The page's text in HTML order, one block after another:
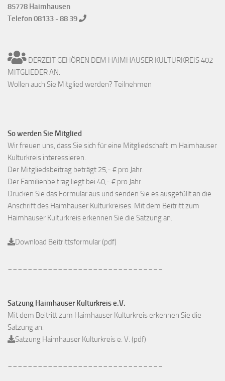
85778 Haimhausen
Telefon 08133 - 88 39
DERZEIT GEHÖREN DEM HAIMHAUSER KULTURKREIS 402
MITGLIEDER AN.
Wollen auch Sie Mitglied werden? Teilnehmen
So werden Sie Mitglied
Wir freuen uns, dass Sie sich für eine Mitgliedschaft im Haimhauser
Kulturkreis interessieren.
Der Mitgliedsbeitrag beträgt 25,- € pro Jahr.
Der Familienbeitrag liegt bei 40,- € pro Jahr.
Drucken Sie das Formular aus und senden Sie es ausgefüllt an die
Anschrift des Haimhauser Kulturkreises. Mit dem Beitritt zum
Haimhauser Kulturkreis erkennen Sie die Satzung an.
Download Beitrittsformular (pdf)
Satzung Haimhauser Kulturkreis e.V.
Mit dem Beitritt zum Haimhauser Kulturkreis erkennen Sie die
Satzung an.
Satzung Haimhauser Kulturkreis e. V. (pdf)